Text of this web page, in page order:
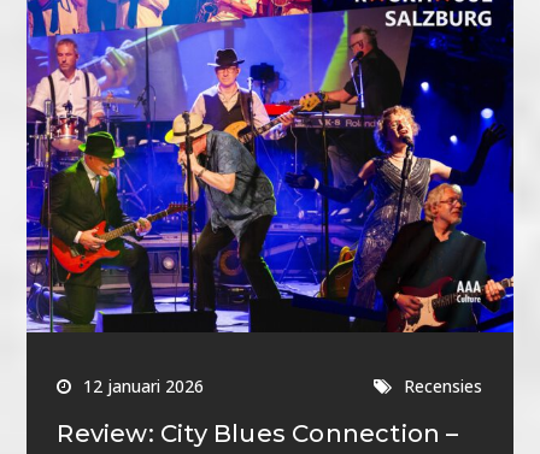
12 januari 2026 Recensies
Review: City Blues Connection –